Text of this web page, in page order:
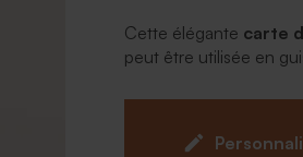
Cette élégante carte
peut être utilisée en
champêtre et
pour sublimer la mise